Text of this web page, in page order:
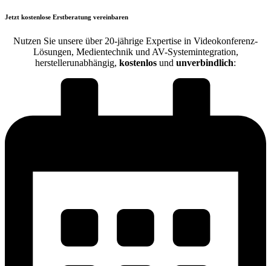
Jetzt kostenlose Erstberatung vereinbaren
Nutzen Sie unsere über 20-jährige Expertise in Videokonferenz-
Lösungen, Medientechnik und AV-Systemintegration,
herstellerunabhängig, kostenlos und unverbindlich: